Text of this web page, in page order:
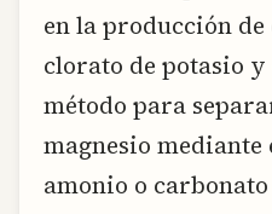
en la producción
clorato de potasio
método para
magnesio mediante
amonio o